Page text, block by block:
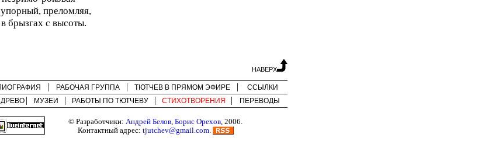
преломляя,
брызгах с высоты.
НАВЕРХ
РАБОЧАЯ ГРУППА ТЮТЧЕВ В ПРЯМОМ ЭФИРЕ
ССЫЛКИ
МУЗЕИ РАБОТЫ ПО ТЮТЧЕВУ СТИХОТВОРЕНИЯ ПЕРЕВОДЫ
© Разработчики: Андрей Белов, Борис Орехов, 2006.
Контактный адрес: tjutchev@gmail.com.